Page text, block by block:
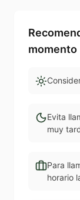
momento
Evita
muy
Para
horario